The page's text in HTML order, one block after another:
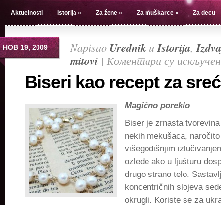
Aktuelnosti Istorija » Za žene » Za muškarce » Za decu
НОВ 19, 2009 Napisao Urednik uIstorija,
mitovi | Коментари су
Biseri kao recept za
Magično poreklo
Biser je zrnasta
nekih mekušaca,
višegodišnjim
ozlede ako u ljušturu
drugo strano telo.
koncentričnih slojeva
okrugli. Koriste se za